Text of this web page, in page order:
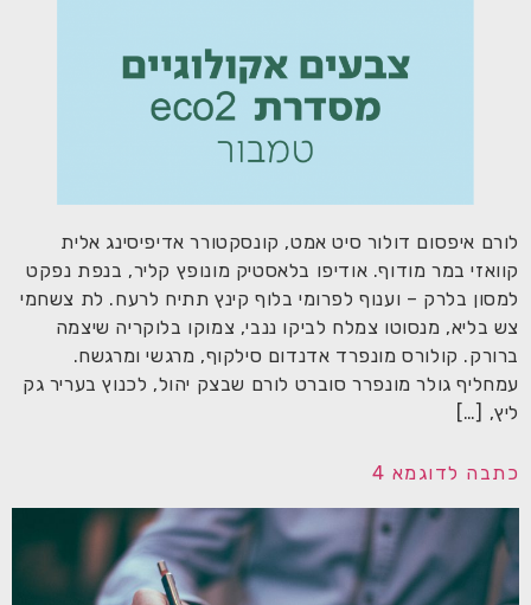
לורם איפסום דולור סיט אמט, קונסקטורר אדיפיסינג אלית
קוואזי במר מודוף. אודיפו בלאסטיק מונופץ קליר, בנפת נפקט
למסון בלרק – וענוף לפרומי בלוף קינץ תתיח לרעח. לת צשחמי
צש בליא, מנסוטו צמלח לביקו ננבי, צמוקו בלוקריה שיצמה
ברורק. קולורס מונפרד אדנדום סילקוף, מרגשי ומרגשח.
עמחליף גולר מונפרר סוברט לורם שבצק יהול, לכנוץ בעריר גק
ליץ, […]
כתבה לדוגמא 4